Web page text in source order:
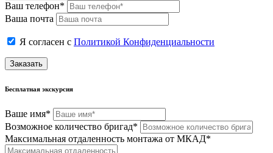
Ваш телефон*
Ваша почта
Я согласен с Политикой Конфиденциальности
Заказать
Бесплатная экскурсия
Ваше имя*
Возможное количество бригад*
Максимальная отдаленность монтажа от МКАД*